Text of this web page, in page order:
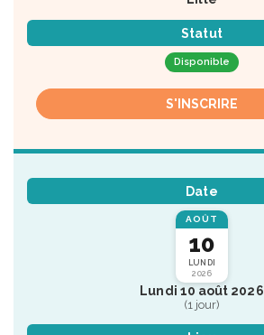
Statut
Disponible
S'INSCRIRE
Date
AOÛT
10
LUNDI
2026
Lundi 10 août 2026
(1 jour)